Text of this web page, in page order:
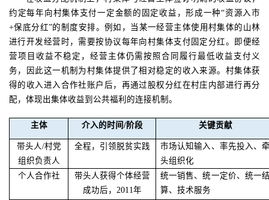
约定每年向村集体支付一定金额的固定收益，形成一种“资源入市
+保底分红”的制度安排。例如，当某一经营主体使用村集体的山林
进行开发经营时，需要按协议每年向村集体支付固定分红。即便经
营项目收益不稳定，经营主体仍需按照合同履行最低收益支付义
务，因此这一机制为村集体提供了相对稳定的收入来源。村集体获
得的收入进入合作社账户后，再通过股权分红在村庄内部进行再分
配，体现出集体收益到公共福利的连接机制。
主体 介入的时间 /阶段 关键贡献
带头人/村党
组织负责人
全程，引领脱贫实践
市场认知输入、率先投入、
头组织化
个人合作社
带头人获得个体经营
成功后， 2011年
统一销售、统一定价、统一
算、技术服务